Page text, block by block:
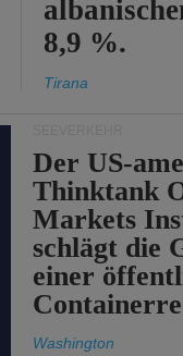
8,9 %.
Tirana
Der US-
Thinktank
Markets
schlägt die
einer
Washington